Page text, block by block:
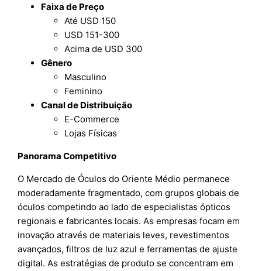
Faixa de Preço
Até USD 150
USD 151-300
Acima de USD 300
Gênero
Masculino
Feminino
Canal de Distribuição
E-Commerce
Lojas Físicas
Panorama Competitivo
O Mercado de Óculos do Oriente Médio permanece
moderadamente fragmentado, com grupos globais de
óculos competindo ao lado de especialistas ópticos
regionais e fabricantes locais. As empresas focam em
inovação através de materiais leves, revestimentos
avançados, filtros de luz azul e ferramentas de ajuste
digital. As estratégias de produto se concentram em